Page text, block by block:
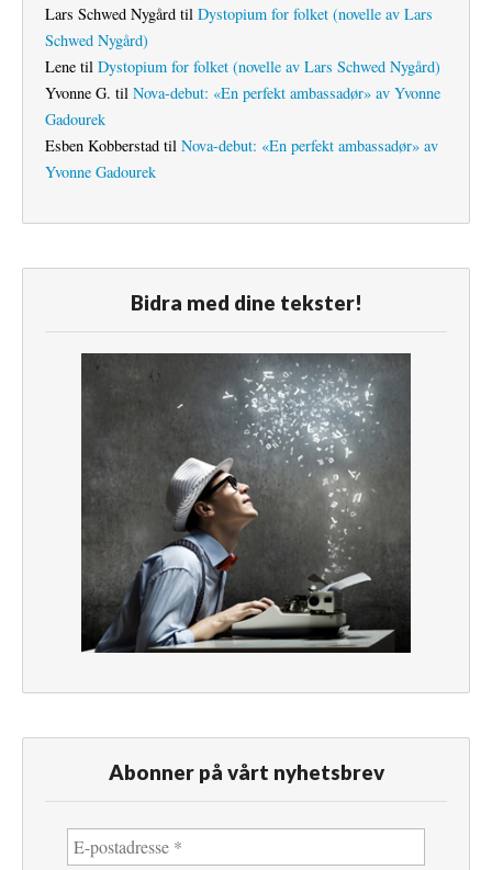
Lars Schwed Nygård til Dystopium for folket (novelle av Lars
Schwed Nygård)
Lene til Dystopium for folket (novelle av Lars Schwed Nygård)
Yvonne G. til Nova-debut: «En perfekt ambassadør» av Yvonne
Gadourek
Esben Kobberstad til Nova-debut: «En perfekt ambassadør» av
Yvonne Gadourek
Bidra med dine tekster!
Abonner på vårt nyhetsbrev